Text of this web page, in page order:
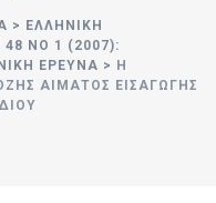
> ΕΛΛΗΝΙΚΗ
48 NO 1 (2007):
ΕΡΕΥΝΑ > Η
ΑΊΜΑΤΟΣ ΕΙΣΑΓΩΓΉΣ